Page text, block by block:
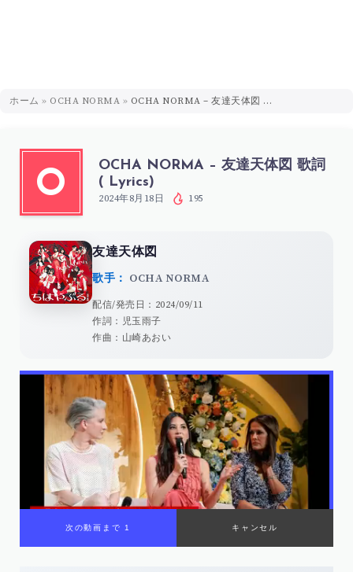
ホーム » OCHA NORMA » OCHA NORMA – 友達天体図 歌詞 ( Lyrics)
O
OCHA NORMA – 友達天体図 歌詞
( Lyrics)
2024年8月18日 195
友達天体図
歌手： OCHA NORMA
配信/発売日：2024/09/11
作詞：児玉雨子
作曲：山崎あおい
次の動画まで 1 キャンセル